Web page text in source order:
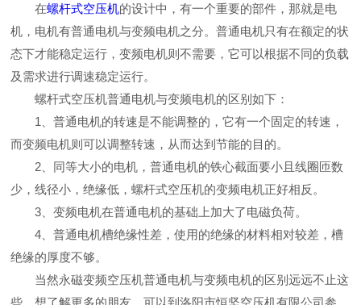
在螺杆式空压机的设计中，有一个重要的部件，那就是电
机，电机有普通电机与变频电机之分。普通电机只有在额定的状
态下才能稳定运行，变频电机则不需要，它可以根据不同的负载
及需求进行调速稳定运行。
螺杆式空压机普通电机与变频电机的区别如下：
1、普通电机的转速是不能调整的，它有一个固定的转速，
而变频电机则可以调整转速，从而达到节能的目的。
2、同等大小的电机，普通电机的铁心截面要小且线圈匝数
少，线径小，绝缘低，螺杆式空压机的变频电机正好相反。
3、变频电机在普通电机的基础上加大了电磁负荷。
4、普通电机槽绝缘性差，使用的绝缘的材料相对较差，槽
绝缘的厚度不够。
当然永磁变频空压机普通电机与变频电机的区别远远不止这
些，想了解更多的朋友，可以到洛阳市恒坚空压机有限公司参